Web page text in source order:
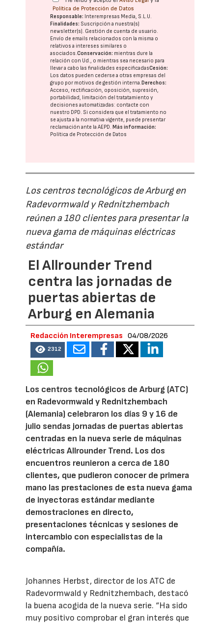
Política de Protección de Datos
Responsable: Interempresas Media, S.L.U.
Finalidades: Suscripción a nuestra(s)
newsletter(s). Gestión de cuenta de usuario.
Envío de emails relacionados con la misma o
relativos a intereses similares o
asociados.Conservación: mientras dure la
relación con Ud., o mientras sea necesario para
llevar a cabo las finalidades especificadasCesión:
Los datos pueden cederse a otras empresas del
grupo por motivos de gestión interna. Derechos:
Acceso, rectificación, oposición, supresión,
portabilidad, limitación del tratatamiento y
decisiones automatizadas: contacte con
nuestro DPD. Si considera que el tratamiento no
se ajusta a la normativa vigente, puede presentar
reclamación ante laAEPD. Más información:
Política de Protección de Datos
Los centros tecnológicos de Arburg en
Radevormwald y Rednitzhembach
reúnen a 180 clientes para presentar la
nueva gama de máquinas eléctricas
estándar
El Allrounder Trend
centra las jornadas de
puertas abiertas de
Arburg en Alemania
Redacción Interempresas 04/08/2026
2312
Los centros tecnológicos de Arburg (ATC)
en Radevormwald y Rednitzhembach
(Alemania) celebraron los días 9 y 16 de
julio sendas jornadas de puertas abiertas
centradas en la nueva serie de máquinas
eléctricas Allrounder Trend. Los dos
encuentros reunieron a cerca de 180
clientes, que pudieron conocer de primera
mano las prestaciones de esta nueva gama
de inyectoras estándar mediante
demostraciones en directo,
presentaciones técnicas y sesiones de
intercambio con especialistas de la
compañía.
Johannes Herbst, director de los ATC de
Radevormwald y Rednitzhembach, destacó
la buena acogida de la nueva serie. “Ha sido
muy positivo comprobar el gran interés que